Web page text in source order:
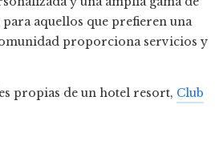
aquellos que prefieren una
proporciona servicios y
propias de un hotel resort, Club